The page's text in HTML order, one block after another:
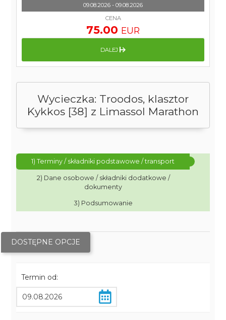
Wycieczka: Troodos, klasztor
Kykkos [38] z Limassol Marathon
1) Terminy / składniki podstawowe / transport
2) Dane osobowe / składniki dodatkowe /
dokumenty
3) Podsumowanie
DOSTĘPNE OPCJE
Termin od:
09.08.2026 - 09.08.2026
CENA
75.00 EUR
DALEJ